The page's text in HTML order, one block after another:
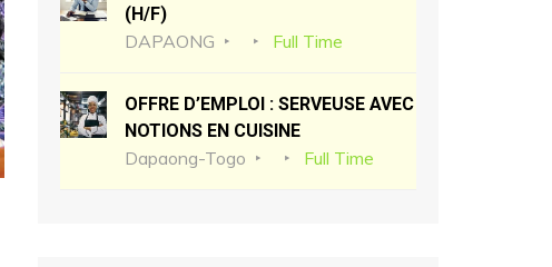
(H/F)
DAPAONG Full Time
OFFRE D’EMPLOI : SERVEUSE AVEC
NOTIONS EN CUISINE
Dapaong-Togo Full Time